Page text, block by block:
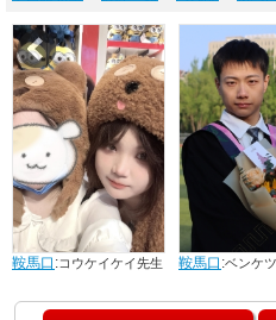
鞍馬口 :コウケイケイ先生 鞍馬口 :ベンケ
Prev